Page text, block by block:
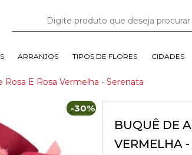
ARRANJOS TIPOS DE FLORES CIDADES
E Rosa Vermelha - Serenata
-30%
BUQUÊ DE
VERMELHA